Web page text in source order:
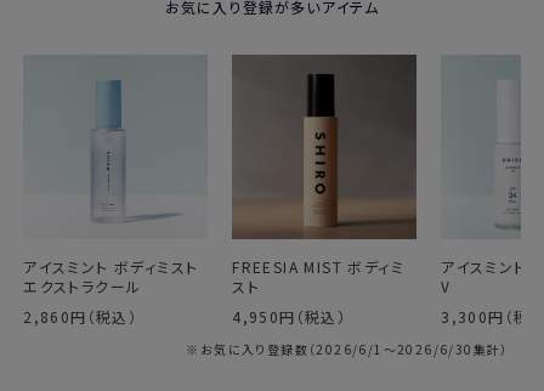
お気に入り登録が多いアイテム
アイスミント ボディミスト
エクストラクール
2,860円（税込）
FREESIA MIST ボディミ
スト
4,950円（税込）
アイスミント
V
3,300円（税込
※お気に入り登録数（2026/6/1～2026/6/30集計）